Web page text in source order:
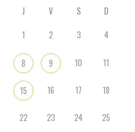
J V S
D
1 2 3 4
8 9 10 11
15 16 17 18
22 23 24 25